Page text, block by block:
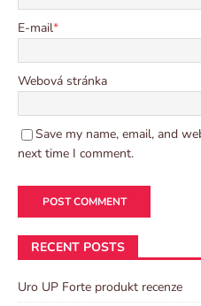
E-mail*
Webová stránka
Save my name, email, and
next time I comment.
RECENT POSTS
Uro UP Forte produkt recenze